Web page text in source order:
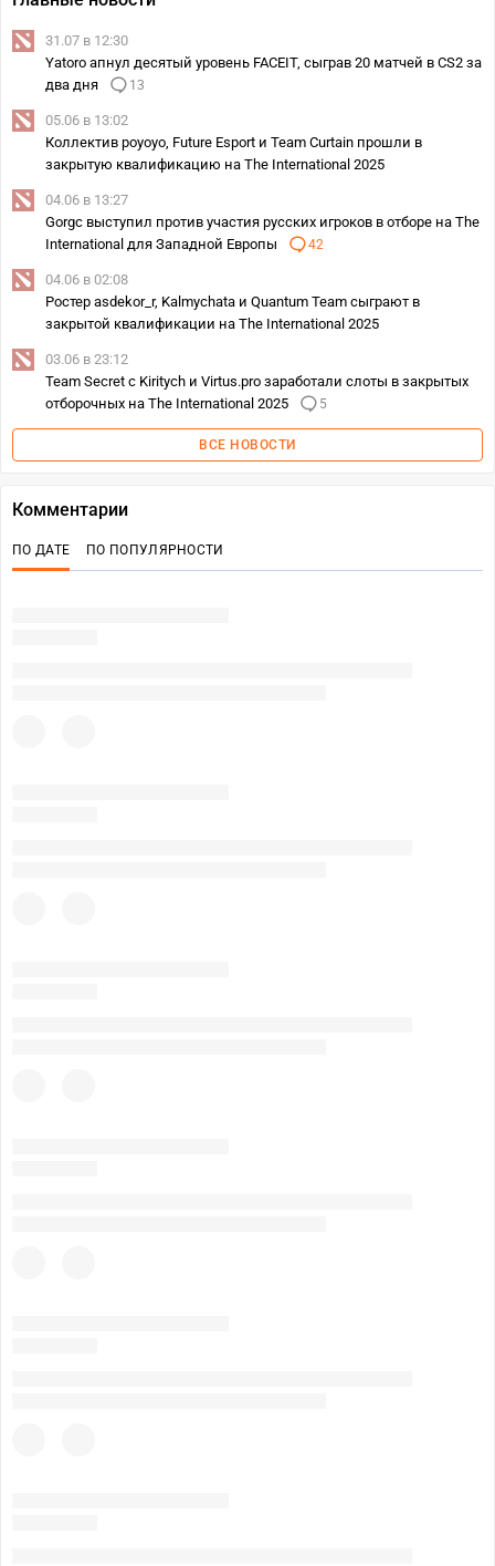
31.07 в 12:30
Yatoro апнул десятый уровень FACEIT, сыграв 20 матчей в CS2 за
два дня
13
05.06 в 13:02
Коллектив poyoyo, Future Esport и Team Curtain прошли в
закрытую квалификацию на The International 2025
04.06 в 13:27
Gorgc выступил против участия русских игроков в отборе на The
International для Западной Европы
42
04.06 в 02:08
Ростер asdekor_r, Kalmychata и Quantum Team сыграют в
закрытой квалификации на The International 2025
03.06 в 23:12
Team Secret c Kiritych и Virtus.pro заработали слоты в закрытых
отборочных на The International 2025
5
ВСЕ НОВОСТИ
Комментарии
ПО ДАТЕ ПО ПОПУЛЯРНОСТИ